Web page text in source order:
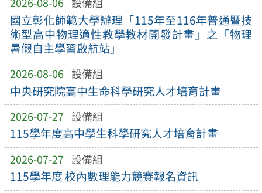
國立彰化師範大學辦理「115年至116年普通暨技
術型高中物理適性教學教材開發計畫」之「物理
暑假自主學習啟航站」
2026-08-06 設備組
中央研究院高中生命科學研究人才培育計畫
2026-07-27 設備組
115學年度高中學生科學研究人才培育計畫
2026-07-27 設備組
115學年度 校內數理能力競賽報名資訊